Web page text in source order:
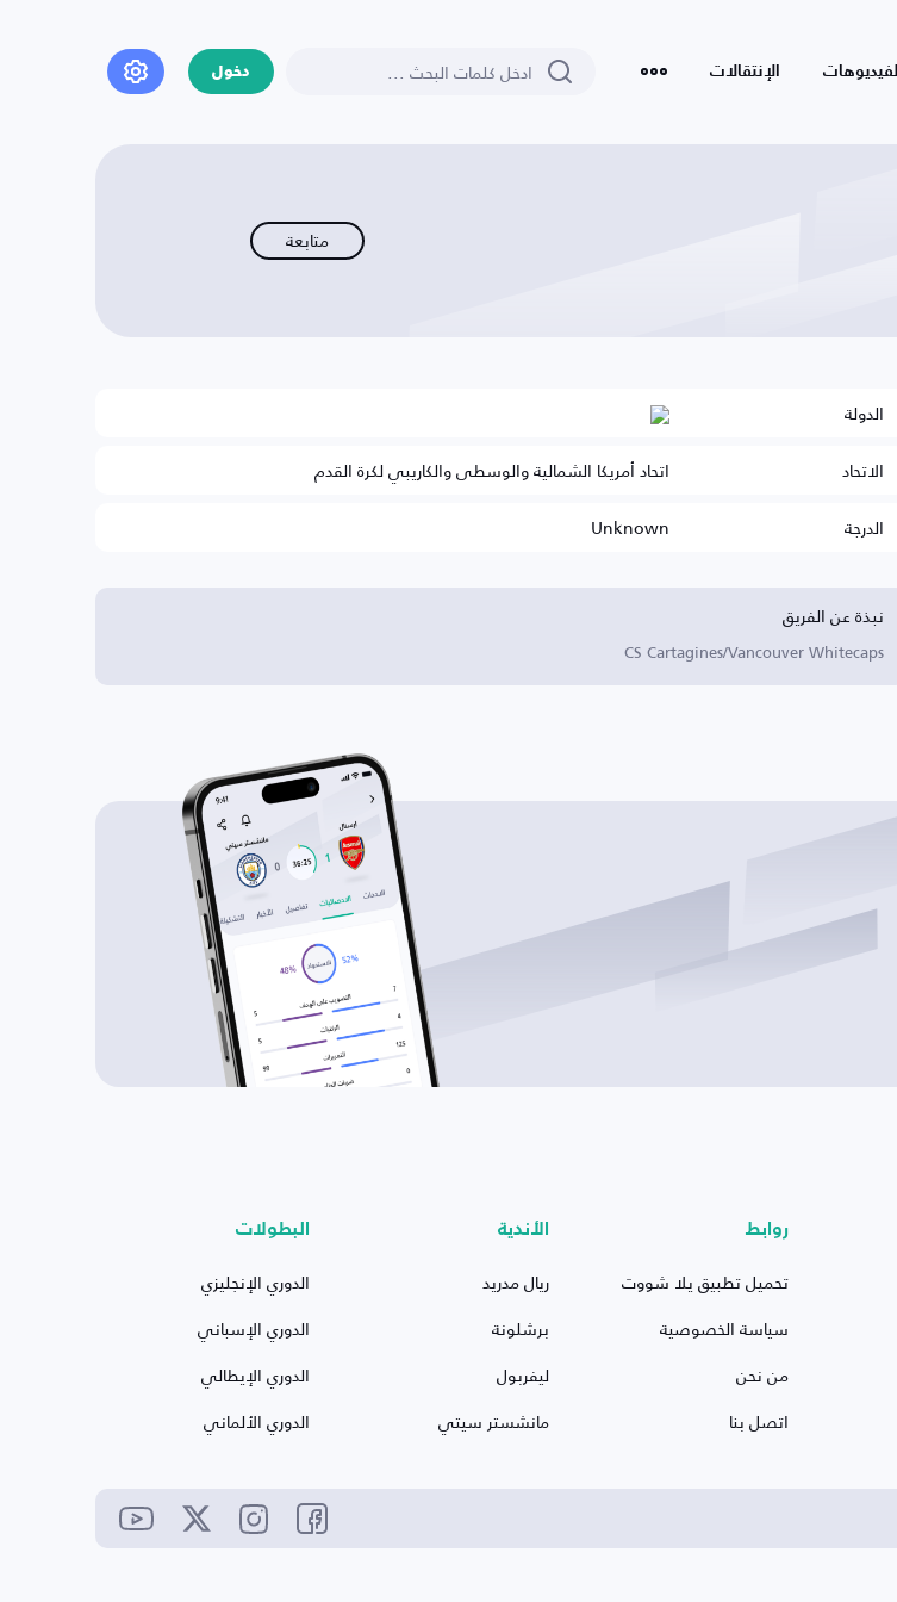
الفيديوهات الإنتقالات دخول
متابعة
الدولة
الاتحاد
اتحاد أمريكا الشمالية والوسطى والكاريبي لكرة القدم
الدرجة
Unknown
نبذة عن الفريق
CS Cartagines/Vancouver Whitecaps
روابط
تحميل تطبيق يلا شووت
سياسة الخصوصية
من نحن
اتصل بنا
الأندية
ريال مدريد
برشلونة
ليفربول
مانشستر سيتي
البطولات
الدوري الإنجليزي
الدوري الإسباني
الدوري الإيطالي
الدوري الألماني